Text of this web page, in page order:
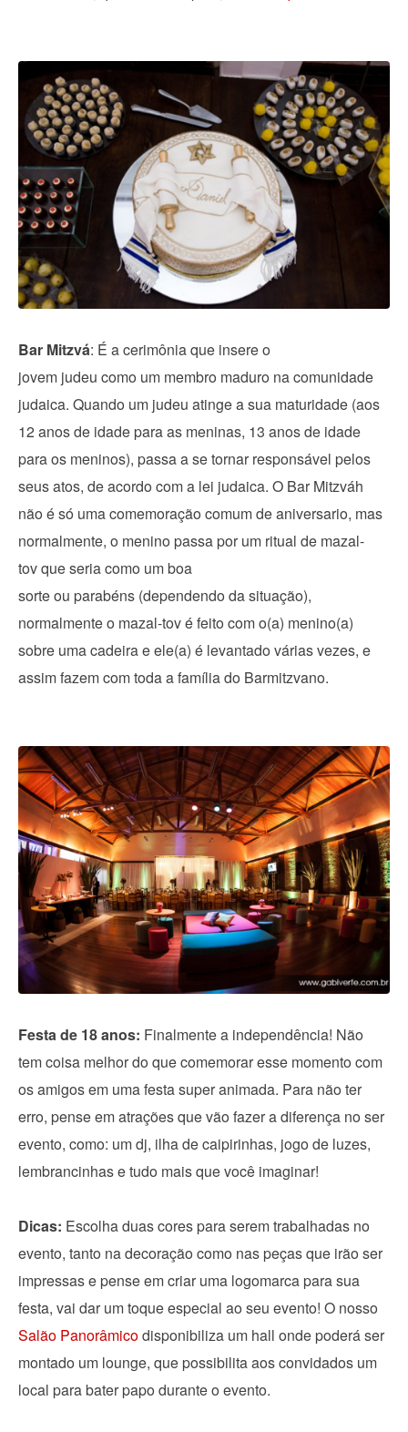
Bar Mitzvá: É a cerimônia que insere o
jovem judeu como um membro maduro na comunidade
judaica. Quando um judeu atinge a sua maturidade (aos
12 anos de idade para as meninas, 13 anos de idade
para os meninos), passa a se tornar responsável pelos
seus atos, de acordo com a lei judaica. O Bar Mitzváh
não é só uma comemoração comum de aniversario, mas
normalmente, o menino passa por um ritual de mazal-
tov que seria como um boa
sorte ou parabéns (dependendo da situação),
normalmente o mazal-tov é feito com o(a) menino(a)
sobre uma cadeira e ele(a) é levantado várias vezes, e
assim fazem com toda a família do Barmitzvano.
Festa de 18 anos: Finalmente a independência! Não
tem coisa melhor do que comemorar esse momento com
os amigos em uma festa super animada. Para não ter
erro, pense em atrações que vão fazer a diferença no ser
evento, como: um dj, ilha de caipirinhas, jogo de luzes,
lembrancinhas e tudo mais que você imaginar!
Dicas: Escolha duas cores para serem trabalhadas no
evento, tanto na decoração como nas peças que irão ser
impressas e pense em criar uma logomarca para sua
festa, vai dar um toque especial ao seu evento! O nosso
Salão Panorâmicodisponibiliza um hall onde poderá ser
montado um lounge, que possibilita aos convidados um
local para bater papo durante o evento.